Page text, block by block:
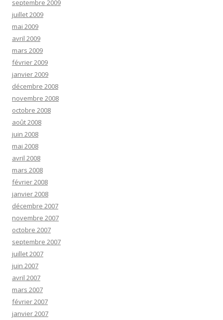
septembre 2009
juillet 2009
mai 2009
avril 2009
mars 2009
février 2009
janvier 2009
décembre 2008
novembre 2008
octobre 2008
août 2008
juin 2008
mai 2008
avril 2008
mars 2008
février 2008
janvier 2008
décembre 2007
novembre 2007
octobre 2007
septembre 2007
juillet 2007
juin 2007
avril 2007
mars 2007
février 2007
janvier 2007